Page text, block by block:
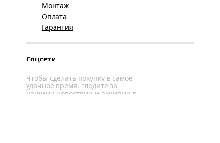
Монтаж
Оплата
Гарантия
Соцсети
Чтобы сделать покупку в самое
удачное время, следите за
нашими новостями и акциями в